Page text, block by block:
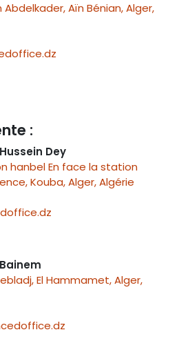
Abdelkader, Aïn Bénian, Alger,
:
Dey
hanbel En face la station
Kouba, Alger, Algérie
El Hammamet, Alger,